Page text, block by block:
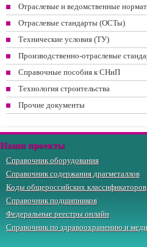
Отраслевые и ведомственные
Отраслевые стандарты (ОСТы)
Технические условия (ТУ)
Производственно-отраслевые
Справочные пособия к СНиП
Технология строительства
Прочие документы
Наши проекты
Справочник оборудования
Справочник содержания драгметаллов
Коды общероссийских классификаторов
Справочник подшипников
Федеральные реестры онлайн
Справочник по здравоохранению и